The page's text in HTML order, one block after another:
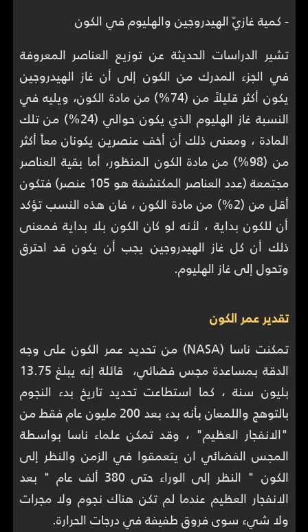
- كمية غازيّ الهيدروجين والهليوم في الكون
تشير الدراسات الحديثة عن توزيع العناصر المعروفة
في الجزء المدرك من الكون إلى أن غاز الهيدروجين
يكون أكثر قليلاً من (74%) من مادة الكون، ويليه في
النسبة غاز الهليوم الذي يكون حوالي (24%) من تلك
المادة ، ومعنى ذلك أن أخف عنصرين يكونان معاً أكثر
من (98%) من مادة الكون المنظور، أما بقية العناصر
مجتمعة (عدد العناصر المكتشفة هو 105 عنصر) فتكون
أقل من (2%) من مادة الكون ، فان هذه النسب تؤكد
أن للكون بداية ، لأنه لو كان الكون بلا بداية فمعنى
ذلك أن كل غاز الهيدروجين يجب أن يكون قد احترق
وتحول إلى غاز الهليوم.
تقدير عمر الكون
تمكنت ناسا (NASA) من تحديد عمر الكون على وجه
الدقة بمساعدة مجس فضائي، قائلة إنه يبلغ 13.75
بليون سنة ، كما استطاعت تحديد تاريخ بدء النجوم
بالتوهج واللمعان بأنه بدء بعد 200 مليون عام فقط من
"الانفجار العظيم" ، وقد تمكن علماء ناسا بواسطة
المجس الفضائي ان يتعمقوا في الزمن والنظر إلى
الكون " النظر إلى الوراء حتى 380 ألف عام " بعد
الانفجار العظيم عندما لم تكن هناك نجوم ولا مجرات
ولا شيء سوى فروق طفيفة في درجات الحرارة.